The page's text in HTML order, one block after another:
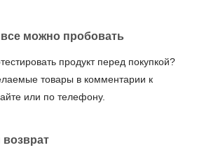
можно пробовать
продукт перед покупкой?
товары в комментарии к
или по телефону.